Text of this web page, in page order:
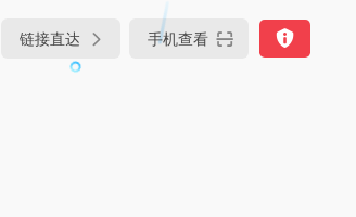
链接直达 手机查看